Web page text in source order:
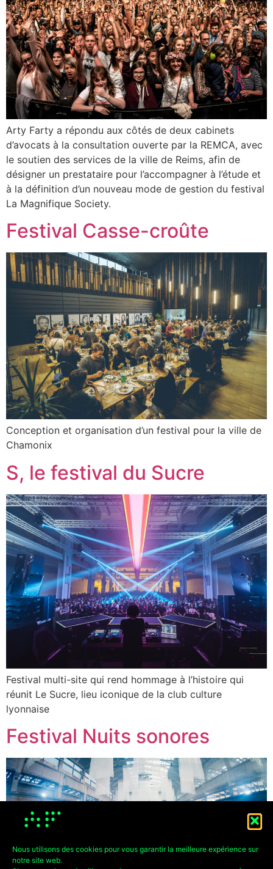
Nous utilisons des cookies pour vous garantir la meilleure expérience sur
notre site web.
Arty Farty a répondu aux côtés de deux cabinets
d’avocats à la consultation ouverte par la REMCA, avec
le soutien des services de la ville de Reims, afin de
désigner un prestataire pour l’accompagner à l’étude et
à la définition d’un nouveau mode de gestion du festival
La Magnifique Society.
Festival Casse-croûte
Conception et organisation d’un festival pour la ville de
Chamonix
S, le festival du Sucre
Festival multi-site qui rend hommage à l’histoire qui
réunit Le Sucre, lieu iconique de la club culture
lyonnaise
Festival Nuits sonores